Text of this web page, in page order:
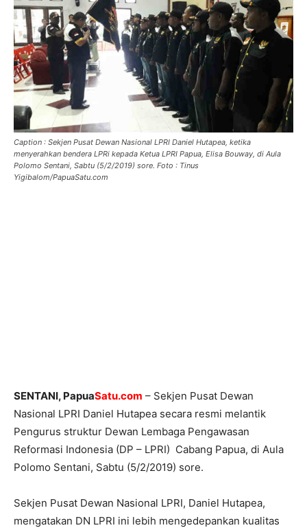
Caption : Sekjen Pusat Dewan Nasional LPRI Daniel Hutapea, ketika
menyerahkan bendera LPRi kepada Ketua LPRI Papua, Elisa Bouway, di Aula
Polomo Sentani, Sabtu (5/2/2019) sore. Foto : Tinus
Yigibalom/PapuaSatu.com
SENTANI, PapuaSatu.com – Sekjen Pusat Dewan
Nasional LPRI Daniel Hutapea secara resmi melantik
Pengurus struktur Dewan Lembaga Pengawasan
Reformasi Indonesia (DP – LPRI) Cabang Papua, di Aula
Polomo Sentani, Sabtu (5/2/2019) sore.
Sekjen Pusat Dewan Nasional LPRI, Daniel Hutapea,
mengatakan DN LPRI ini lebih mengedepankan kualitas